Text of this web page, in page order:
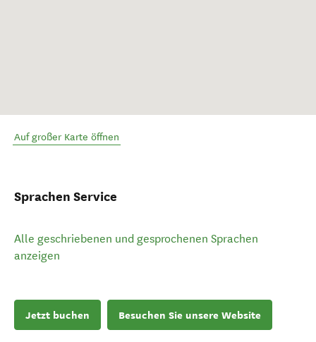
Auf großer Karte öffnen
Sprachen Service
Alle geschriebenen und gesprochenen Sprachen
anzeigen
Jetzt buchen Besuchen Sie unsere Website